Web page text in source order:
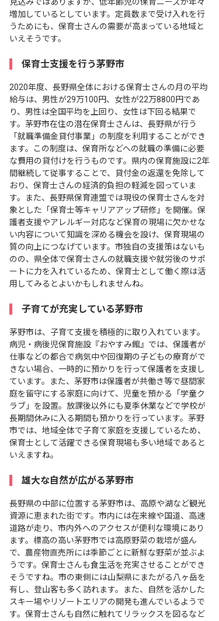
見込みではありますが、低年齢児の保育ニーズが年々
増加しているとしています。定員数まで受け入れを行
うためにも、保育士さんの需要が高まっている地域と
いえそうです。
保育士支援を行う茅野市
2020年度、長野県全体における保育士さんの月の平均
給与は、男性が29万100円、女性が22万8800円であ
り、男性は全国平均を上回り、女性は下回る結果で
す。茅野市在住の潜在保育士さんは、長野県が行う
「就職準備金貸付事業」の制度を利用することができ
ます。この制度は、保育所などへの就職の準備に必要
な費用の貸付けを行うものです。県内の保育施設に2年
間継続して従事することで、貸付金の返還を免除して
おり、保育士さんの経済的負担の軽減を図っていま
す。また、長野県保育連盟では現役の保育士さんを対
象とした「保育士等キャリアアップ研修」を開催。保
護者支援やアレルギー対応など保育の現場に欠かせな
い内容について知識を深める機会を設け、保育現場の
質の向上につなげています。市独自の支援策はないも
のの、県全体で保育士さんの就職支援や就労後のサポ
ートに力を入れているため、保育士として働く際は活
用してみるとよいかもしれませんね。
子育てが充実している茅野市
茅野市は、子育て支援を積極的に取り入れています。
病児・病後児保育施設『おやすみ館』では、保護者が
仕事などの都合で病気中や回復期の子どもの療育がで
きない場合、一時的に預かりを行って保護者を支援し
ています。また、茅野市は保護者が共働き等で昼間家
庭を留守にする家庭に向けて、児童を預かる「学童ク
ラブ」を設置。放課後以外にも夏季休業などで学校が
長期間休みに入る期間も預かりを行っています。茅野
市では、地域全体で子育て家庭を支援しているため、
保育士として活躍できる保育現場も多い地域であると
いえますね。
雄大な自然が広がる茅野市
長野県の中部に位置する茅野市は、高原や湖など観光
資源に恵まれた街です。市内には在来線や国道、高速
道路が走り、市内外へのアクセスが便利な環境にあり
ます。標高の高い茅野市では高原野菜の栽培が盛ん
で、農産物直売所には季節ごとに新鮮な野菜が並ぶよ
うです。保育士さんも食生活を充実させることができ
そうですね。市の東側には山梨県にまたがる八ヶ岳を
有し、登山客も多く訪れます。また、自然を活かした
スキー場やリゾートエリアの開発も進んでいるようで
す。保育士さんも自然に触れてリラックスを図るなど